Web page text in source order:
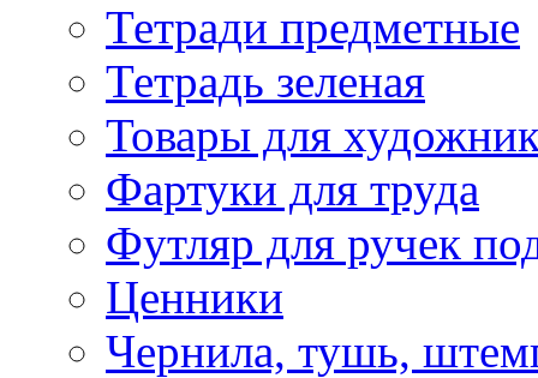
Тетради предметные
Тетрадь зеленая
Товары для
Фартуки для труда
Футляр для ручек
Ценники
Чернила, тушь,